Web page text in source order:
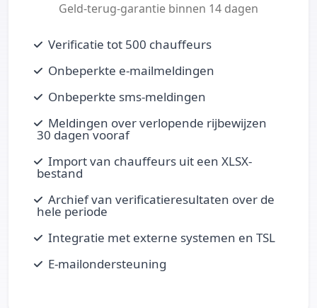
Geld-terug-garantie binnen 14 dagen
Verificatie tot 500 chauffeurs
Onbeperkte e-mailmeldingen
Onbeperkte sms-meldingen
Meldingen over verlopende rijbewijzen
30 dagen vooraf
Import van chauffeurs uit een XLSX-
bestand
Archief van verificatieresultaten over de
hele periode
Integratie met externe systemen en TSL
E-mailondersteuning